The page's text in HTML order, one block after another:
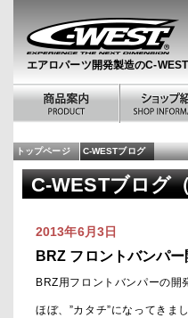
エアロパーツ開発製造のC-
トップページ C-WESTブログ
C-WESTブログ
2013年6月3日
BRZ フロントバンパ
BRZ用フロントバンパーの開
ほぼ、”カタチ”になってきま